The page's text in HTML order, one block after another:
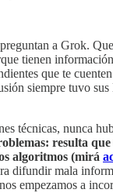
a Grok.
tienen
que te
siempre tuvo
técnicas, nunca
resulta
algoritmos (mirá
difundir mala
empezamos a